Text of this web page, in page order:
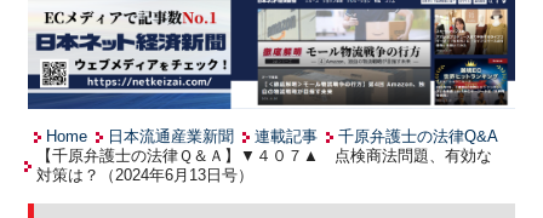
Home 日本流通産業新聞 連載記事
千原弁護士の法律Q&A
【千原弁護士の法律Ｑ＆Ａ】▼４０７▲ 点検商法問題、有効な
対策は？（2024年6月13日号）